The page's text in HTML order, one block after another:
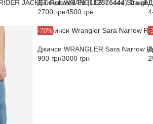
JACKET Relaxed Fit (112376444) Синій
Джинси WRANGLER Loose
2700 грн4500 грн
-70%
Джинси WRANGLER Sara Narrow
900 грн3000 грн
-